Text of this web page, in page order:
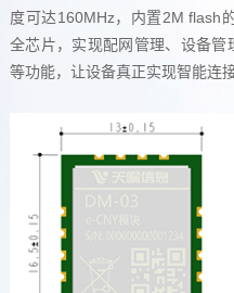
度可达160MHz，内置2M flash
全芯片，实现配网管理、设备
等功能，让设备真正实现智能连接